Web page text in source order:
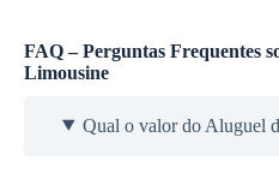
FAQ – Perguntas Frequentes
Limousine
Qual o valor do Aluguel